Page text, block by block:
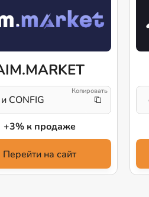
CONFIG
+3% к продаже
Перейти на сайт